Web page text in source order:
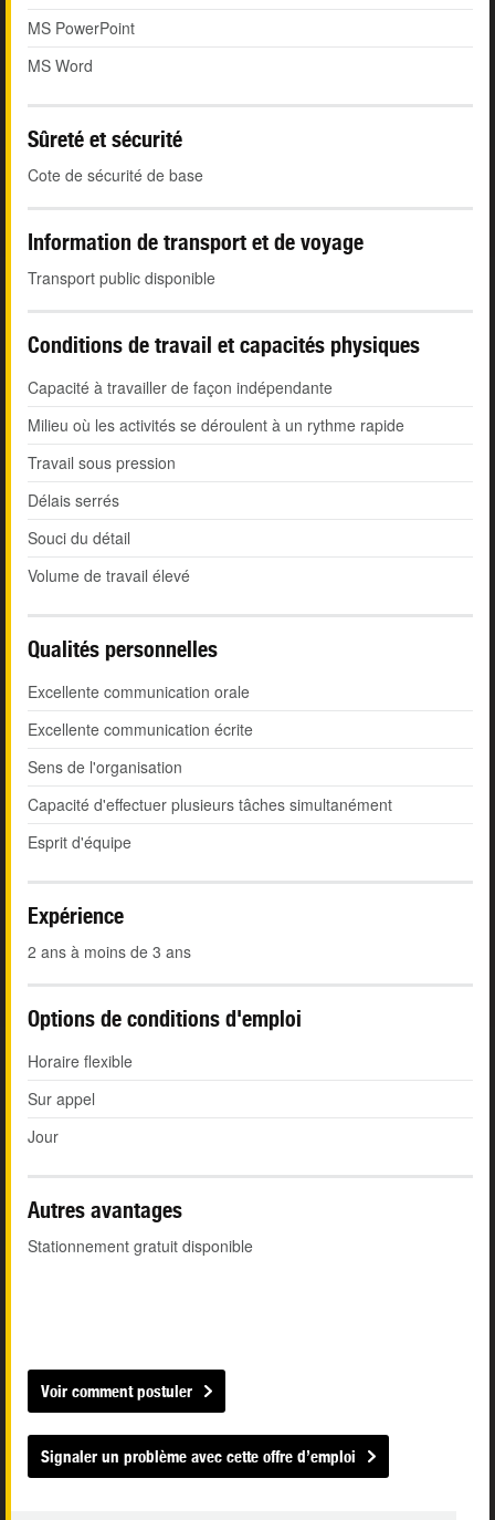
MS PowerPoint
MS Word
Sûreté et sécurité
Cote de sécurité de base
Information de transport et de voyage
Transport public disponible
Conditions de travail et capacités physiques
Capacité à travailler de façon indépendante
Milieu où les activités se déroulent à un rythme rapide
Travail sous pression
Délais serrés
Souci du détail
Volume de travail élevé
Qualités personnelles
Excellente communication orale
Excellente communication écrite
Sens de l'organisation
Capacité d'effectuer plusieurs tâches simultanément
Esprit d'équipe
Expérience
2 ans à moins de 3 ans
Options de conditions d'emploi
Horaire flexible
Sur appel
Jour
Autres avantages
Stationnement gratuit disponible
Voir comment postuler
Signaler un problème avec cette offre d’emploi